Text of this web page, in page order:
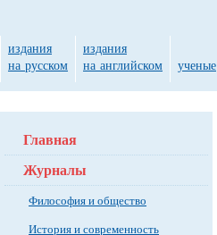
Главная
Журналы
Философия и общество
История и современность
издания
на русском
издания
на английском
ученые